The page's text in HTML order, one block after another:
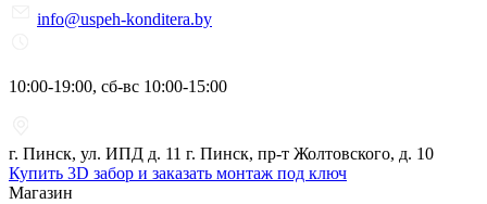
info@uspeh-konditera.by
10:00-19:00, сб-вс 10:00-15:00
г. Пинск, ул. ИПД д. 11 г. Пинск, пр-т Жолтовского, д. 10
Купить 3D забор и заказать монтаж под ключ
Магазин